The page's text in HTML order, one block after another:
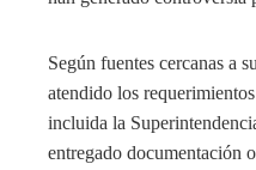
Según fuentes cercanas a
atendido los
incluida la
entregado documentación